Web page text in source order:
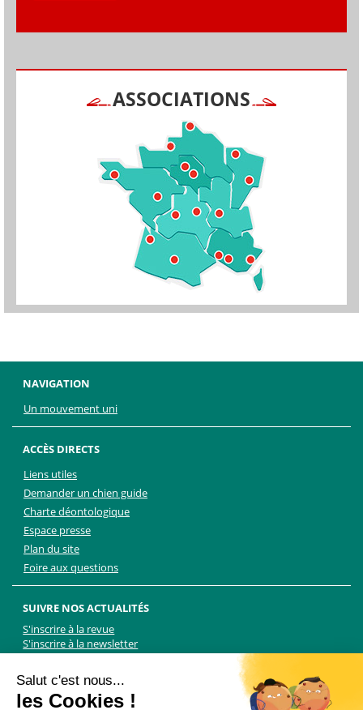
ASSOCIATIONS
NAVIGATION
Un mouvement uni
ACCÈS DIRECTS
Liens utiles
Demander un chien guide
Charte déontologique
Espace presse
Plan du site
Foire aux questions
SUIVRE NOS ACTUALITÉS
S'inscrire à la revue
S'inscrire à la newsletter
TikTok
Salut c'est nous...
les Cookies !